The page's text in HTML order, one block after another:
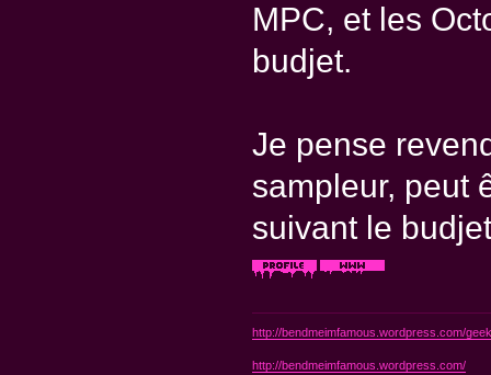
MPC, et les
budjet.
Je pense
sampleur, peut
suivant le
http://bendmeimfamous.wordpress.com/
http://bendmeimfamous.wordpress.com/